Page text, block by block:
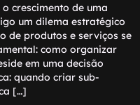
crescimento de uma
um dilema estratégico
de produtos e serviços se
como organizar
em uma decisão
quando criar sub-
[…]